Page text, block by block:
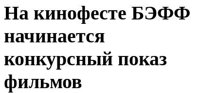
На кинофесте БЭФФ
начинается
конкурсный показ
фильмов